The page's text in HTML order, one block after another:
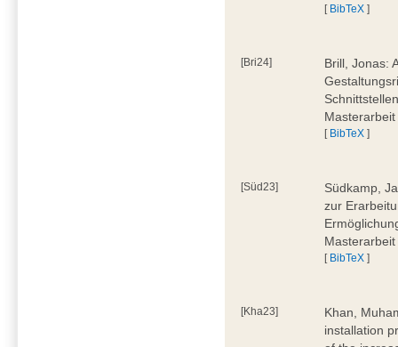
[ BibTeX ]
[Bri24]
Brill, Jonas:
[ BibTeX ]
[Süd23]
Südkamp,
zur
[ BibTeX ]
[Kha23]
Khan,
installation